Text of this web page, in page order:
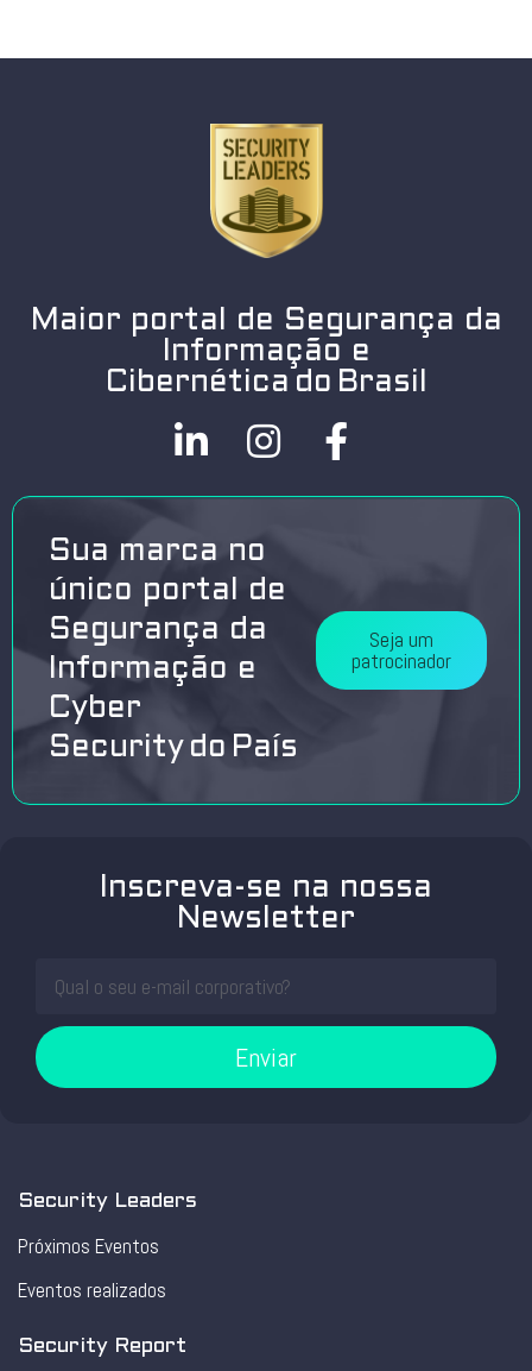
Maior portal de Segurança da
Informação e
Cibernética do Brasil
Sua marca no
único portal de
Segurança da
Informação e
Cyber
Security do País
Seja um
patrocinador
Inscreva-se na nossa
Newsletter
Enviar
Security Leaders
Próximos Eventos
Eventos realizados
Security Report